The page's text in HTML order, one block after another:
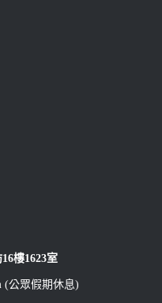
樓1623室
(公眾假期休息)